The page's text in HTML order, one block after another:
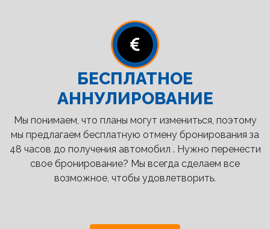
БЕСПЛАТНОЕ
АННУЛИРОВАНИЕ
Мы понимаем, что планы могут измениться, поэтому
мы предлагаем бесплатную отмену бронирования за
48 часов до получения автомобил . Нужно перенести
свое бронирование? Мы всегда сделаем все
возможное, чтобы удовлетворить.